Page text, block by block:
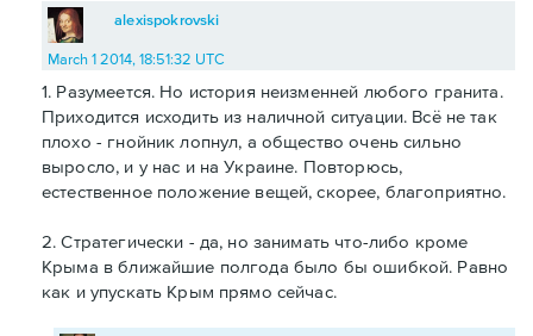
alexispokrovski
March 1 2014, 18:51:32 UTC
1. Разумеется. Но история неизменней любого гранита.
Приходится исходить из наличной ситуации. Всё не так
плохо - гнойник лопнул, а общество очень сильно
выросло, и у нас и на Украине. Повторюсь,
естественное положение вещей, скорее, благоприятно.
2. Стратегически - да, но занимать что-либо кроме
Крыма в ближайшие полгода было бы ошибкой. Равно
как и упускать Крым прямо сейчас.